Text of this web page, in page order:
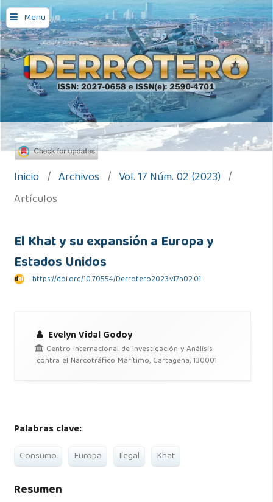
Menu
Inicio / Archivos / Vol. 17 Núm. 02 (2023) /
Artículos
El Khat y su expansión a Europa y
Estados Unidos
https://doi.org/10.70554/Derrotero2023.v17n02.01
Evelyn Vidal Godoy
Centro Internacional de Investigación y Análisis
contra el Narcotráfico Marítimo, Cartagena, 130001
Palabras clave:
Consumo Europa Ilegal Khat
Resumen